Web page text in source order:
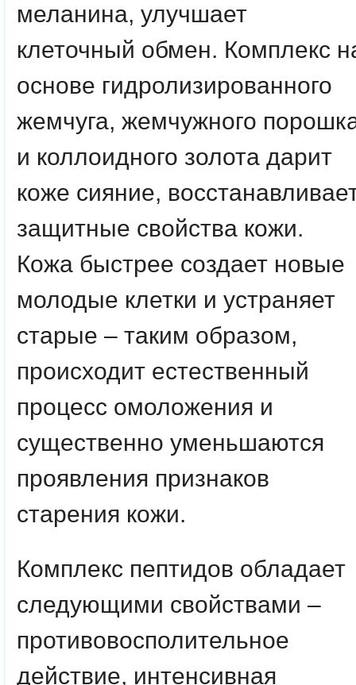
меланина, улучшает
клеточный обмен. Комплекс
основе гидролизированного
жемчуга, жемчужного
и коллоидного золота дарит
коже сияние,
защитные свойства кожи.
Кожа быстрее создает новые
молодые клетки и устраняет
старые – таким образом,
происходит естественный
процесс омоложения и
существенно уменьшаются
проявления признаков
старения кожи.
Комплекс пептидов обладает
следующими свойствами –
противовосполительное
действие, интенсивная